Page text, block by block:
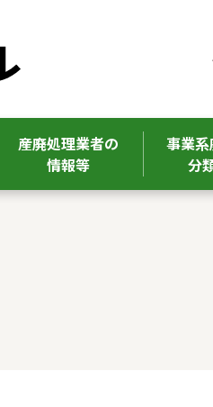
産廃処理業者の
情報等
事業
分